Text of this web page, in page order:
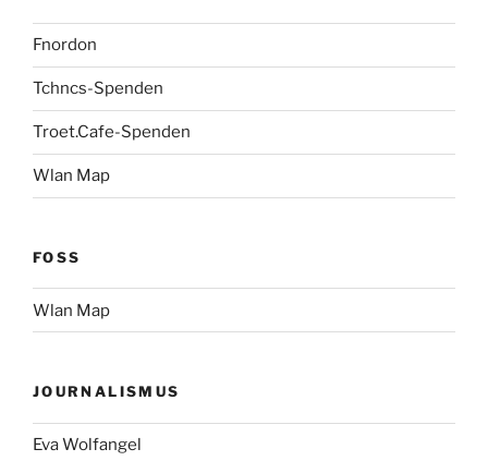
Fnordon
Tchncs-Spenden
Troet.Cafe-Spenden
Wlan Map
FOSS
Wlan Map
JOURNALISMUS
Eva Wolfangel